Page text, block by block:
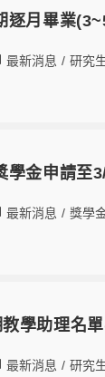
逐月畢業
最新消息 / 研究
學金申請至
最新消息 / 獎學
學助理名
最新消息 / 研究